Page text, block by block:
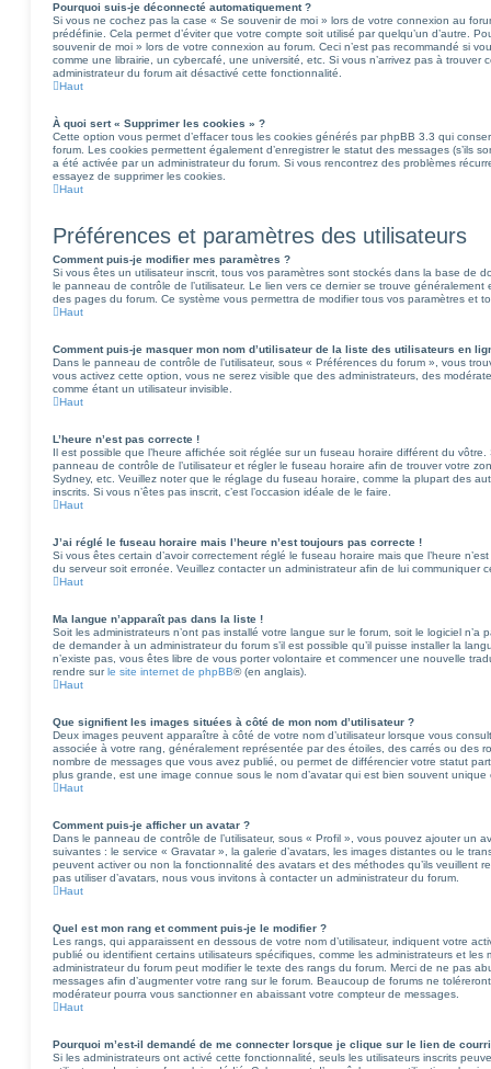
Pourquoi suis-je déconnecté automatiquement ?
Si vous ne cochez pas la case « Se souvenir de moi » lors de votre connexion au
prédéfinie. Cela permet d’éviter que votre compte soit utilisé par quelqu’un d’autre.
souvenir de moi » lors de votre connexion au forum. Ceci n’est pas recommandé si
comme une librairie, un cybercafé, une université, etc. Si vous n’arrivez pas à trouver
administrateur du forum ait désactivé cette fonctionnalité.
Haut
À quoi sert « Supprimer les cookies » ?
Cette option vous permet d’effacer tous les cookies générés par phpBB 3.3 qui
forum. Les cookies permettent également d’enregistrer le statut des messages (s’ils
a été activée par un administrateur du forum. Si vous rencontrez des problèmes
essayez de supprimer les cookies.
Haut
Préférences et paramètres des utilisateurs
Comment puis-je modifier mes paramètres ?
Si vous êtes un utilisateur inscrit, tous vos paramètres sont stockés dans la base de
le panneau de contrôle de l’utilisateur. Le lien vers ce dernier se trouve
des pages du forum. Ce système vous permettra de modifier tous vos paramètres et
Haut
Comment puis-je masquer mon nom d’utilisateur de la liste des utilisateurs en
Dans le panneau de contrôle de l’utilisateur, sous « Préférences du forum », vous
vous activez cette option, vous ne serez visible que des administrateurs, des
comme étant un utilisateur invisible.
Haut
L’heure n’est pas correcte !
Il est possible que l’heure affichée soit réglée sur un fuseau horaire différent du
panneau de contrôle de l’utilisateur et régler le fuseau horaire afin de trouver votre
Sydney, etc. Veuillez noter que le réglage du fuseau horaire, comme la plupart des
inscrits. Si vous n’êtes pas inscrit, c’est l’occasion idéale de le faire.
Haut
J’ai réglé le fuseau horaire mais l’heure n’est toujours pas correcte !
Si vous êtes certain d’avoir correctement réglé le fuseau horaire mais que l’heure
du serveur soit erronée. Veuillez contacter un administrateur afin de lui communiquer
Haut
Ma langue n’apparaît pas dans la liste !
Soit les administrateurs n’ont pas installé votre langue sur le forum, soit le logiciel
de demander à un administrateur du forum s’il est possible qu’il puisse installer la
n’existe pas, vous êtes libre de vous porter volontaire et commencer une nouvelle
rendre surle site internet de phpBB® (en anglais).
Haut
Que signifient les images situées à côté de mon nom d’utilisateur ?
Deux images peuvent apparaître à côté de votre nom d’utilisateur lorsque vous
associée à votre rang, généralement représentée par des étoiles, des carrés ou des
nombre de messages que vous avez publié, ou permet de différencier votre statut
plus grande, est une image connue sous le nom d’avatar qui est bien souvent
Haut
Comment puis-je afficher un avatar ?
Dans le panneau de contrôle de l’utilisateur, sous « Profil », vous pouvez ajouter un
suivantes : le service « Gravatar », la galerie d’avatars, les images distantes ou le
peuvent activer ou non la fonctionnalité des avatars et des méthodes qu’ils veuillent
pas utiliser d’avatars, nous vous invitons à contacter un administrateur du forum.
Haut
Quel est mon rang et comment puis-je le modifier ?
Les rangs, qui apparaissent en dessous de votre nom d’utilisateur, indiquent votre
publié ou identifient certains utilisateurs spécifiques, comme les administrateurs et
administrateur du forum peut modifier le texte des rangs du forum. Merci de ne pas
messages afin d’augmenter votre rang sur le forum. Beaucoup de forums ne
modérateur pourra vous sanctionner en abaissant votre compteur de messages.
Haut
Pourquoi m’est-il demandé de me connecter lorsque je clique sur le lien de
Si les administrateurs ont activé cette fonctionnalité, seuls les utilisateurs inscrits